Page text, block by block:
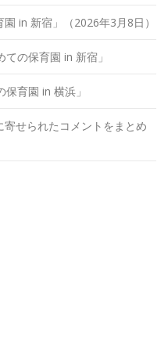
in 新宿」（2026年3月8日）
の保育園 in 新宿」
育園 in 横浜」
寄せられたコメントをまとめ